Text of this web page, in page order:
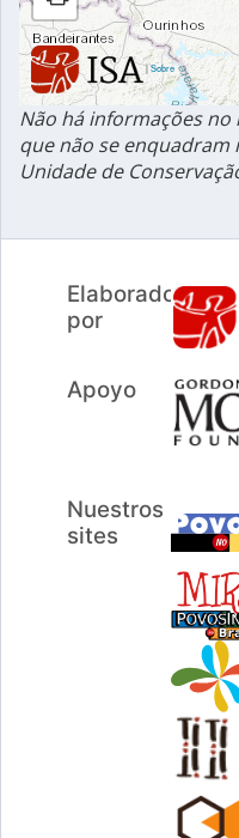
|Sobre
Não há informações no
que não se enquadram
Unidade de